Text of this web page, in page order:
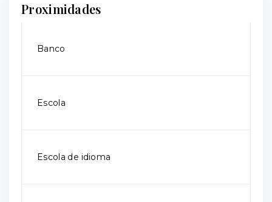
Proximidades
Banco
Escola
Escola de idioma